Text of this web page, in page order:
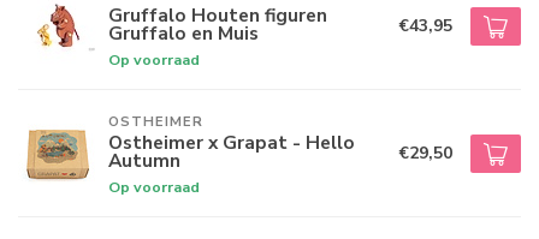
Gruffalo Houten figuren
Gruffalo en Muis
Op voorraad
€43,95
OSTHEIMER
Ostheimer x Grapat - Hello
Autumn
Op voorraad
€29,50